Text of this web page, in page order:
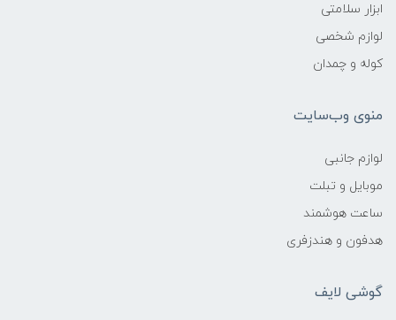
ابزار سلامتی
لوازم شخصی
کوله و چمدان
منوی وب‌سایت
لوازم جانبی
موبایل و تبلت
ساعت هوشمند
هدفون و هندزفری
گوشی لایف